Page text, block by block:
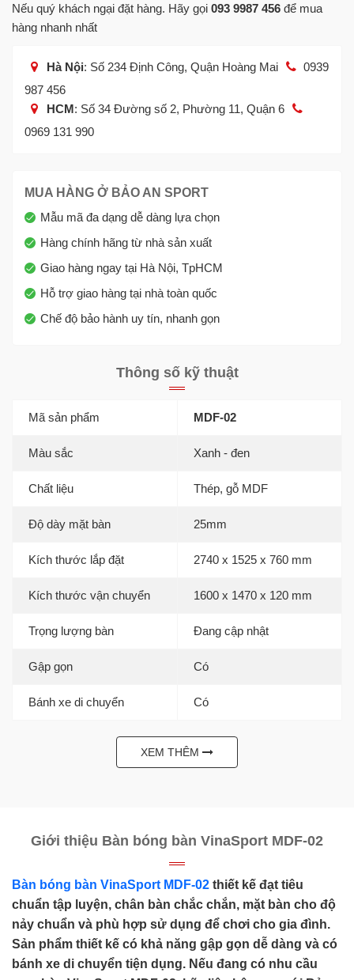
Nếu quý khách ngại đặt hàng. Hãy gọi 093 9987 456 để mua
hàng nhanh nhất
Hà Nội: Số 234 Định Công, Quận Hoàng Mai
0939
987 456
HCM: Số 34 Đường số 2, Phường 11, Quận 6
0969 131 990
MUA HÀNG Ở BẢO AN SPORT
Mẫu mã đa dạng dễ dàng lựa chọn
Hàng chính hãng từ nhà sản xuất
Giao hàng ngay tại Hà Nội, TpHCM
Hỗ trợ giao hàng tại nhà toàn quốc
Chế độ bảo hành uy tín, nhanh gọn
Thông số kỹ thuật
Mã sản phẩm MDF-02
Màu sắc Xanh - đen
Chất liệu Thép, gỗ MDF
Độ dày mặt bàn 25mm
Kích thước lắp đặt 2740 x 1525 x 760 mm
Kích thước vận chuyển 1600 x 1470 x 120 mm
Trọng lượng bàn Đang cập nhật
Gập gọn Có
Bánh xe di chuyển Có
XEM THÊM
Giới thiệu Bàn bóng bàn VinaSport MDF-02
Bàn bóng bàn VinaSport MDF-02 thiết kế đạt tiêu
chuẩn tập luyện, chân bàn chắc chắn, mặt bàn cho độ
nảy chuẩn và phù hợp sử dụng để chơi cho gia đình.
Sản phẩm thiết kế có khả năng gập gọn dễ dàng và có
bánh xe di chuyển tiện dụng. Nếu đang có nhu cầu